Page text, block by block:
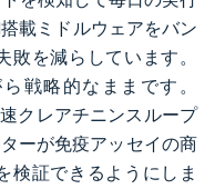
載ミドルウェアをバン
敗を減らしています。
戦略的なままです。
クレアチニンスループ
ーが免疫アッセイの商
検証できるようにしま